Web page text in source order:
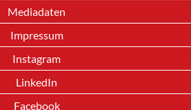
Mediadaten
Impressum
Instagram
LinkedIn
Facebook